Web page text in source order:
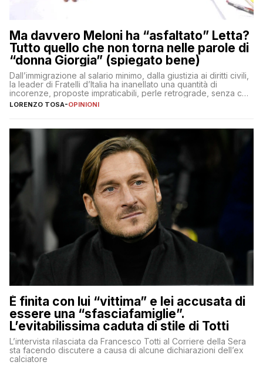
Ma davvero Meloni ha “asfaltato” Letta?
Tutto quello che non torna nelle parole di
“donna Giorgia” (spiegato bene)
Dall’immigrazione al salario minimo, dalla giustizia ai diritti civili,
la leader di Fratelli d’Italia ha inanellato una quantità di
incorenze, proposte impraticabili, perle retrograde, senza che
nessuno – a destra come a sinistra – glielo abbia fatto notare
LORENZO TOSA-OPINIONI
È finita con lui “vittima” e lei accusata di
essere una “sfasciafamiglie”.
L’evitabilissima caduta di stile di Totti
L’intervista rilasciata da Francesco Totti al Corriere della Sera
sta facendo discutere a causa di alcune dichiarazioni dell’ex
calciatore